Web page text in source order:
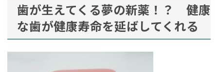
歯が生えてくる夢の新薬！？ 健康
な歯が健康寿命を延ばしてくれる